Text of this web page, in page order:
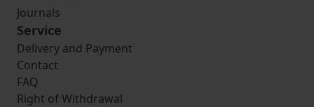
Journals
Service
Delivery and Payment
Contact
FAQ
Right of Withdrawal